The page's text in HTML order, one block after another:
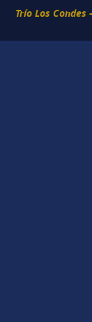
Trío Los Condes